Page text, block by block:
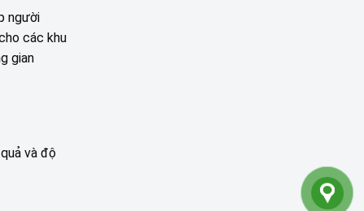
người
các khu
gian
và độ